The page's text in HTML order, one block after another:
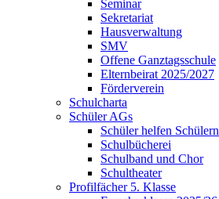
Seminar
Sekretariat
Hausverwaltung
SMV
Offene Ganztagsschule
Elternbeirat 2025/2027
Förderverein
Schulcharta
Schüler AGs
Schüler helfen Schülern
Schulbücherei
Schulband und Chor
Schultheater
Profilfächer 5. Klasse